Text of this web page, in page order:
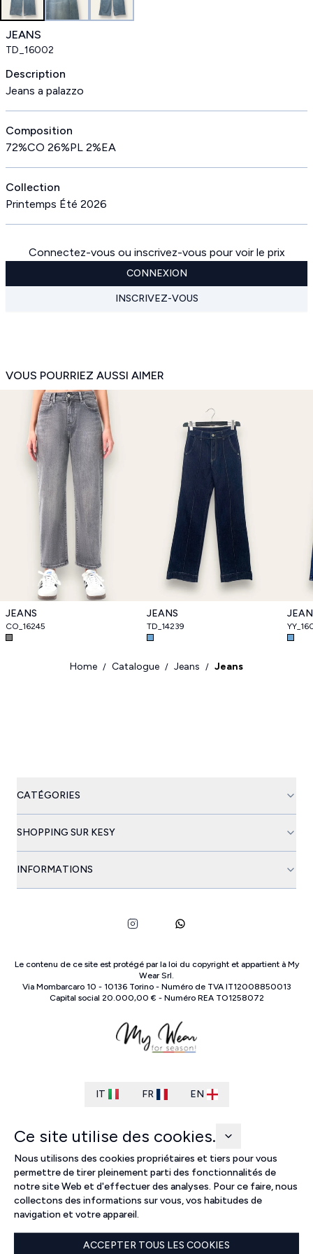
JEANS
TD_16002
Description
Jeans a palazzo
Composition
72%CO 26%PL 2%EA
Collection
Printemps Été 2026
Connectez-vous ou inscrivez-vous pour voir le prix
CONNEXION
INSCRIVEZ-VOUS
VOUS POURRIEZ AUSSI AIMER
JEANS
CO_16245
JEANS
TD_14239
Home / Catalogue / Jeans / Jeans
CATÉGORIES
SHOPPING SUR KESY
INFORMATIONS
Le contenu de ce site est protégé par la loi du copyright et appartient à My
Wear Srl.
Via Mombarcaro 10 - 10136 Torino- Numéro de TVA IT12008850013
Capital social 20.000,00 € - Numéro REA TO1258072
IT FR EN
Ce site utilise des cookies.
Nous utilisons des cookies propriétaires et tiers pour vous
permettre de tirer pleinement parti des fonctionnalités de
notre site Web et d'effectuer des analyses. Pour ce faire, nous
collectons des informations sur vous, vos habitudes de
navigation et votre appareil.
ACCEPTER TOUS LES COOKIES